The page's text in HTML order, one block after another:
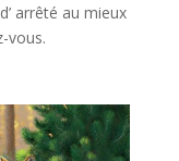
arrêté au mieux
vous.